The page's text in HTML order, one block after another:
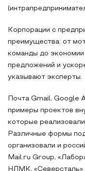
Корпорации с
преимущества: от
команды до экономии
предложений и
указывают эксперты.
Почта Gmail, Google
примеры проектов
которые
Различные формы
организовали и
Mail.ru Group,
НЛМК, «Северсталь»